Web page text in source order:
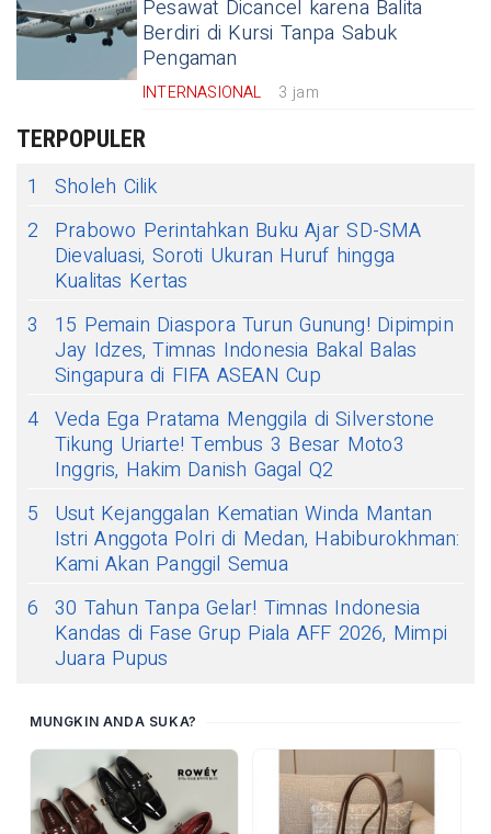
Pesawat Dicancel karena Balita
Berdiri di Kursi Tanpa Sabuk
Pengaman
INTERNASIONAL 3 jam
TERPOPULER
1
Sholeh Cilik
2
Prabowo Perintahkan Buku Ajar SD-SMA
Dievaluasi, Soroti Ukuran Huruf hingga
Kualitas Kertas
3
15 Pemain Diaspora Turun Gunung! Dipimpin
Jay Idzes, Timnas Indonesia Bakal Balas
Singapura di FIFA ASEAN Cup
4 Veda Ega Pratama Menggila di Silverstone
Tikung Uriarte! Tembus 3 Besar Moto3
Inggris, Hakim Danish Gagal Q2
5
Usut Kejanggalan Kematian Winda Mantan
Istri Anggota Polri di Medan, Habiburokhman:
Kami Akan Panggil Semua
6
30 Tahun Tanpa Gelar! Timnas Indonesia
Kandas di Fase Grup Piala AFF 2026, Mimpi
Juara Pupus